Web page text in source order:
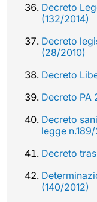
Decreto
(132/2014)
Decreto
(28/2010)
Decreto
Decreto PA
Decreto
legge
Decreto
(140/2012)